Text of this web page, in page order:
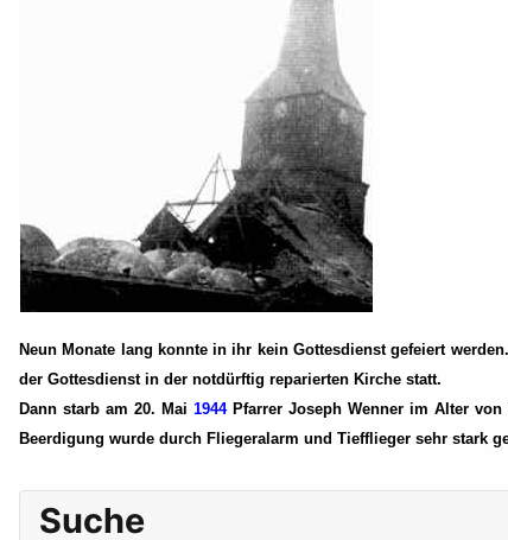
Suche
Neun Monate lang konnte in ihr kein Gottesdienst gefeiert
der Gottesdienst in der notdürftig reparierten Kirche statt.
Dann starb am 20. Mai 1944 Pfarrer Joseph Wenner im Alter
Beerdigung wurde durch Fliegeralarm und Tiefflieger sehr stark